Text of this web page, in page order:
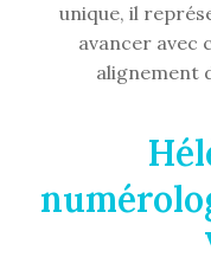
unique, il
avancer avec
alignement